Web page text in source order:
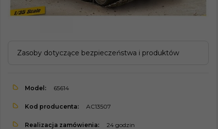
Zasoby dotyczące bezpieczeństwa i produktów
Model: 65614
Kod producenta: AC13507
Realizacja zamówienia: 24 godzin